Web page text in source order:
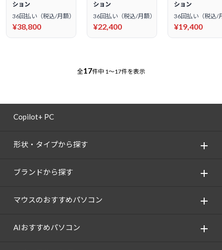
ション
36回払い（税込/月額）
¥38,800
ション
36回払い（税込/月額）
¥22,400
ション
36回払い（税込/
¥19,400
全17件中 1～17件を表示
Copilot+ PC
形状・タイプから探す
ブランドから探す
マウスのおすすめパソコン
AIおすすめパソコン